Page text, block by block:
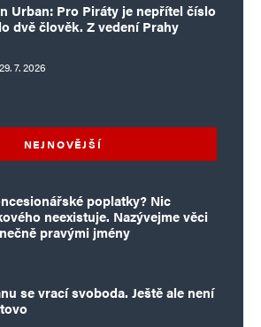
Urban: Pro Piráty je nepřítel číslo
dvě člověk. Z vedení Prahy
29. 7. 2026
NEJNOVĚJŠÍ
poplatky? Nic
neexistuje. Nazývejme věci
pravými jmény
se vrací svoboda. Ještě ale není